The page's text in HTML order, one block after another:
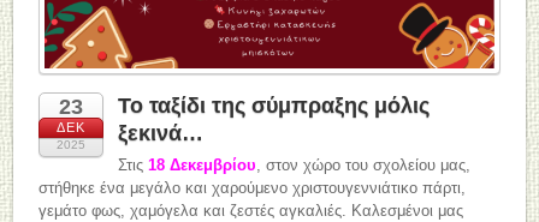
23
ΔΕΚ
2025
Το ταξίδι της σύμπραξης μόλις
ξεκινά…
Στις 18 Δεκεμβρίου, στον χώρο του σχολείου μας,
στήθηκε ένα μεγάλο και χαρούμενο χριστουγεννιάτικο πάρτι,
γεμάτο φως, χαμόγελα και ζεστές αγκαλιές. Καλεσμένοι μας